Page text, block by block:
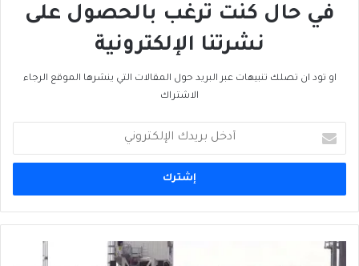
في حال كنت ترغب بالحصول على
نشرتنا الإلكترونية
او تود ان تصلك تنبيهات عبر البريد حول المقالات التي ينشرها الموقع الرجاء
الاشتراك
بريدك
الإلكتروني
إسرائيل